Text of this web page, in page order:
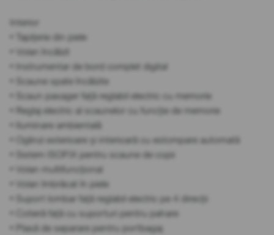
Interior
• Tapițerie din piele
• Volan încălzit
• Instrumentar de bord complet digital
• Scaune spate încălzite
• Scaun pasager față reglabil electric cu memorie
• Reglaj electric al scaunelor cu funcție de memorie
• Iluminare ambientală
• Oglinzi exterioare și interioară cu estompare automată
• Sistem ISOFIX pentru scaune de copii
• Volan multifuncțional
• Volan îmbrăcat în piele
• Suport lombar față reglabil electric pe 4 direcții
• Cotieră față cu suporturi pentru pahare
• Plasă de separare pentru portbagaj